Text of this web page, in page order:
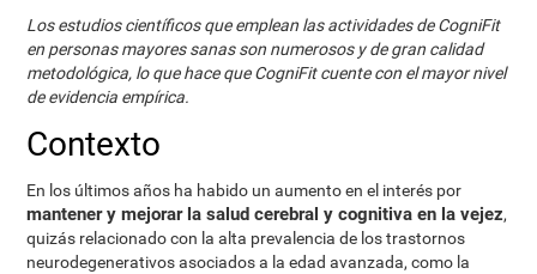
Los estudios científicos que emplean las actividades de CogniFit
en personas mayores sanas son numerosos y de gran calidad
metodológica, lo que hace que CogniFit cuente con el mayor nivel
de evidencia empírica.
Contexto
En los últimos años ha habido un aumento en el interés por
mantener y mejorar la salud cerebral y cognitiva en la vejez,
quizás relacionado con la alta prevalencia de los trastornos
neurodegenerativos asociados a la edad avanzada, como la